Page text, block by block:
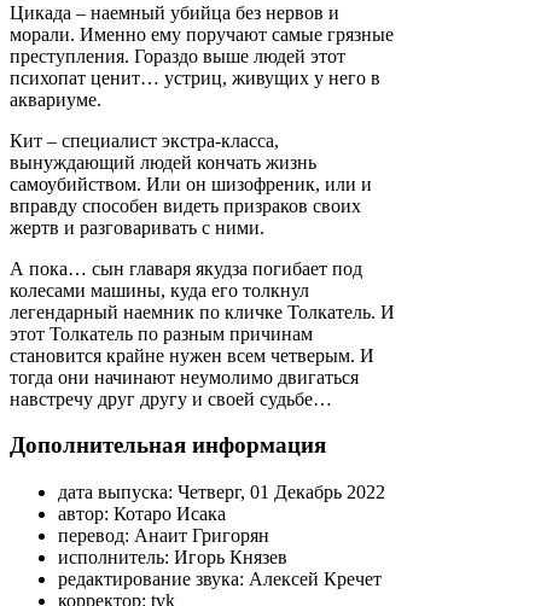
Цикада – наемный убийца без нервов и
морали. Именно ему поручают самые грязные
преступления. Гораздо выше людей этот
психопат ценит… устриц, живущих у него в
аквариуме.
Кит – специалист экстра-класса,
вынуждающий людей кончать жизнь
самоубийством. Или он шизофреник, или и
вправду способен видеть призраков своих
жертв и разговаривать с ними.
А пока… сын главаря якудза погибает под
колесами машины, куда его толкнул
легендарный наемник по кличке Толкатель. И
этот Толкатель по разным причинам
становится крайне нужен всем четверым. И
тогда они начинают неумолимо двигаться
навстречу друг другу и своей судьбе…
Дополнительная информация
дата выпуска: Четверг, 01 Декабрь 2022
автор: Котаро Исака
перевод: Анаит Григорян
исполнитель: Игорь Князев
редактирование звука: Алексей Кречет
корректор: tvk